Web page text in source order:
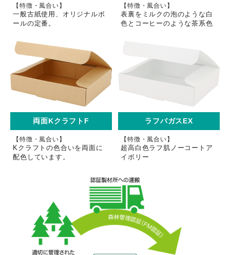
【特徴・風合い】
一般古紙使用、オリジナルボ
ールの定番。
【特徴・風合い】
表裏をミルクの泡のような白
色とコーヒーのような茶系色
両面KクラフトF
【特徴・風合い】
Kクラフトの色合いを両面に
配色しています。
ラフバガスEX
【特徴・風合い】
超高白色ラフ肌ノーコートア
イボリー